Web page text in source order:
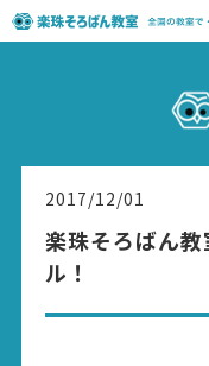
2017/12/01
楽珠そろばん
ル！